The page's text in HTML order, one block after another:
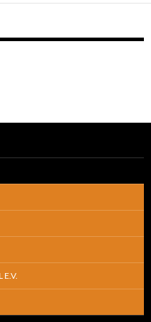
E.V.